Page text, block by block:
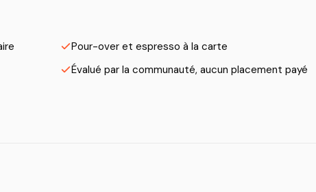
Pour-over et espresso à la carte
Évalué par la communauté, aucun placement payé